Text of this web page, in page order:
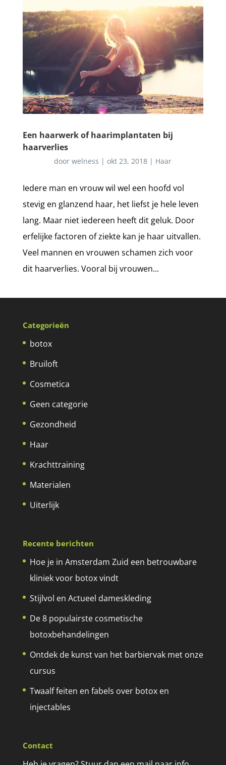
Een haarwerk of haarimplantaten bij
haarverlies
doorwelness |okt 23, 2018 | Haar
Iedere man en vrouw wil wel een hoofd vol
stevig en glanzend haar, het liefst je hele leven
lang. Maar niet iedereen heeft dit geluk. Door
erfelijke factoren of ziekte kan je haar uitvallen.
Veel mannen en vrouwen schamen zich voor
dit haarverlies. Vooral bij vrouwen...
Categorieën
botox
Bruiloft
Cosmetica
Geen categorie
Gezondheid
Haar
Krachttraining
Materialen
Uiterlijk
Recente berichten
Hoe je in Amsterdam Zuid een betrouwbare
kliniek voor botox vindt
Stijlvol en Actueel dameskleding
De 8 populairste cosmetische
botoxbehandelingen
Ontdek de kunst van het barbiervak met onze
cursus
Twaalf feiten en fabels over botox en
injectables
Contact